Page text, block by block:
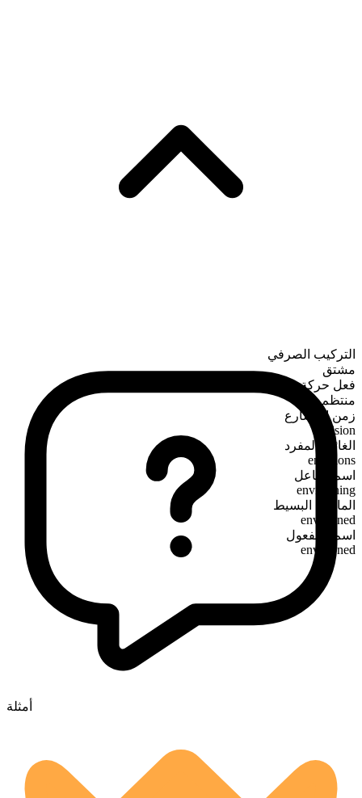
التركيب الصرفي
مشتق
فعل حركة
منتظم
زمن المضارع
envision
الغائب المفرد
envisions
اسم الفاعل
envisioning
الماضي البسيط
envisioned
اسم المفعول
envisioned
أمثلة